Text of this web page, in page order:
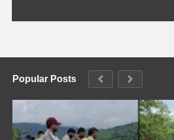
Popular Posts